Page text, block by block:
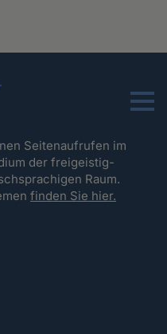
Menu
Seitenaufrufen im
der freigeistig-
Raum.
finden Sie hier.